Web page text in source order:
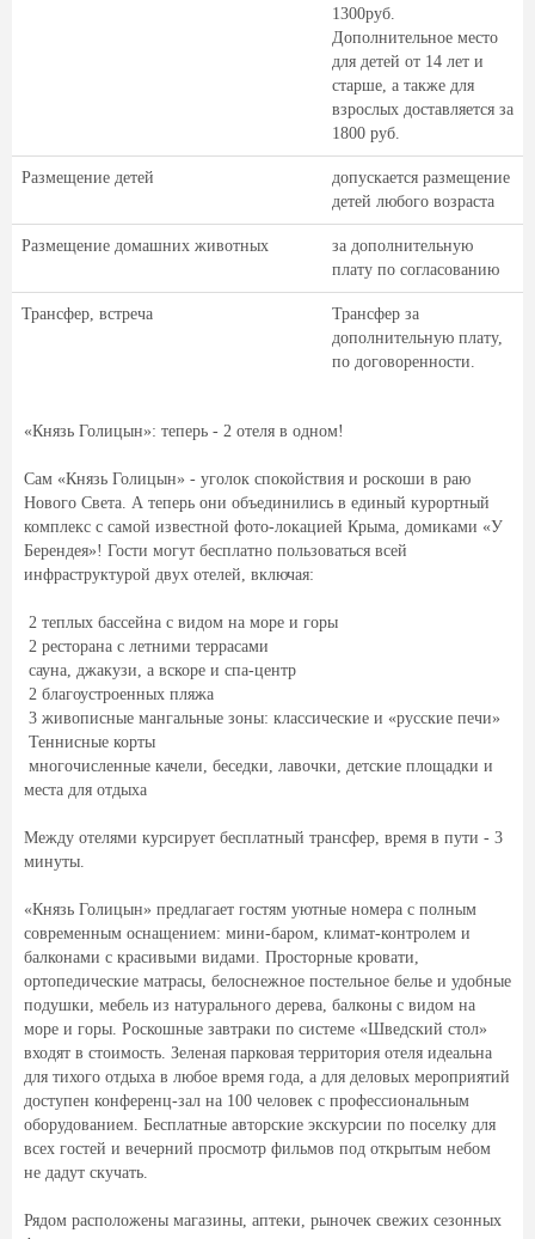
1300руб.
Дополнительное место
для детей от 14 лет и
старше, а также для
взрослых доставляется за
1800 руб.
Размещение детей
допускается размещение
детей любого возраста
Размещение домашних животных
за дополнительную
плату по согласованию
Трансфер, встреча
Трансфер за
дополнительную плату,
по договоренности.
«Князь Голицын»: теперь - 2 отеля в одном!
Сам «Князь Голицын» - уголок спокойствия и роскоши в раю
Нового Света. А теперь они объединились в единый курортный
комплекс с самой известной фото-локацией Крыма, домиками «У
Берендея»! Гости могут бесплатно пользоваться всей
инфраструктурой двух отелей, включая:
️ 2 теплых бассейна с видом на море и горы
️ 2 ресторана с летними террасами
️ сауна, джакузи, а вскоре и спа-центр
️ 2 благоустроенных пляжа
️ 3 живописные мангальные зоны: классические и «русские печи»
️ Теннисные корты
️ многочисленные качели, беседки, лавочки, детские площадки и
места для отдыха
Между отелями курсирует бесплатный трансфер, время в пути - 3
минуты.
«Князь Голицын» предлагает гостям уютные номера с полным
современным оснащением: мини-баром, климат-контролем и
балконами с красивыми видами. Просторные кровати,
ортопедические матрасы, белоснежное постельное белье и удобные
подушки, мебель из натурального дерева, балконы с видом на
море и горы. Роскошные завтраки по системе «Шведский стол»
входят в стоимость. Зеленая парковая территория отеля идеальна
для тихого отдыха в любое время года, а для деловых мероприятий
доступен конференц-зал на 100 человек с профессиональным
оборудованием. Бесплатные авторские экскурсии по поселку для
всех гостей и вечерний просмотр фильмов под открытым небом
не дадут скучать.
Рядом расположены магазины, аптеки, рыночек свежих сезонных